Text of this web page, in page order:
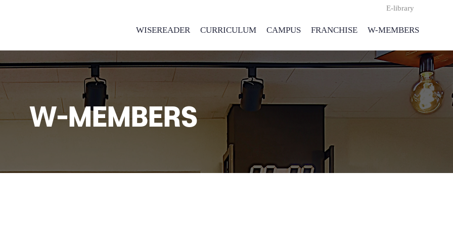
E-library
WISEREADER CURRICULUM CAMPUS FRANCHISE W-MEMBERS
W-MEMBERS